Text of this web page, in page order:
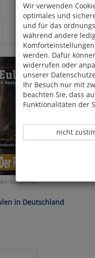
Sonderheft
in Deutschland
Wir verwenden
optimales und
und für das
während andere
werden. Dafür
widerrufen oder
unserer
Ihr Besuch nur mit
beachten Sie, dass
Funktionalitäten der
nicht
Cookies ablehnen,
fortgeführt. Bitte
nicht mehr alle
Selbstverständlich